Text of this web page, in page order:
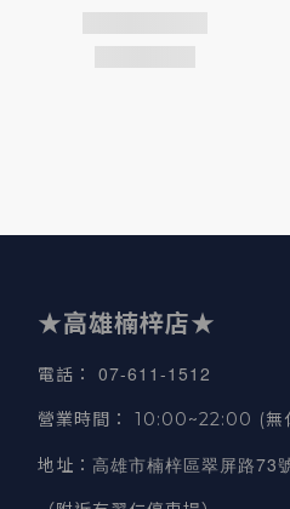
★高雄楠梓店★
電話 ： 07-611-1512
營業時間 ： 10:00~22:00 (無
地址 ： 高雄市楠梓區翠屏路73